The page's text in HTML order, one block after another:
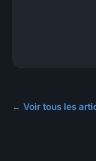
← Voir tous les